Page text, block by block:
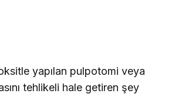
yapılan pulpotomi veya
tehlikeli hale getiren şey